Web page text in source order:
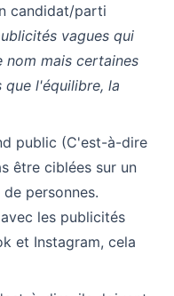
candidat/parti
vagues qui
nom mais certaines
l'équilibre, la
public (C'est-à-dire
être ciblées sur un
personnes.
les publicités
et Instagram, cela